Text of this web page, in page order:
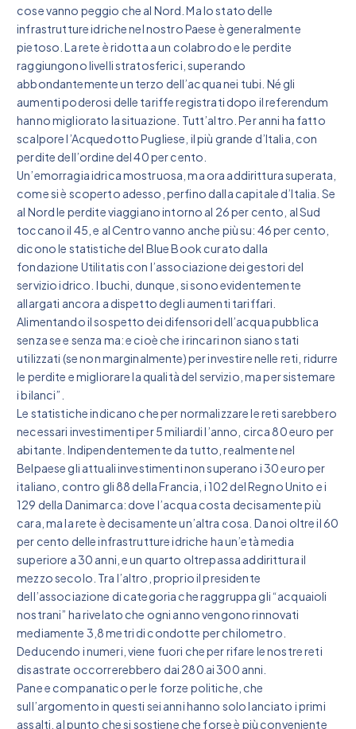
cose vanno peggio che al Nord. Ma lo stato delle
infrastrutture idriche nel nostro Paese è generalmente
pietoso. La rete è ridotta a un colabrodo e le perdite
raggiungono livelli stratosferici, superando
abbondantemente un terzo dell’acqua nei tubi. Né gli
aumenti poderosi delle tariffe registrati dopo il referendum
hanno migliorato la situazione. Tutt’altro. Per anni ha fatto
scalpore l’Acquedotto Pugliese, il più grande d’Italia, con
perdite dell’ordine del 40 per cento.
Un’emorragia idrica mostruosa, ma ora addirittura superata,
come si è scoperto adesso, perfino dalla capitale d’Italia. Se
al Nord le perdite viaggiano intorno al 26 per cento, al Sud
toccano il 45, e al Centro vanno anche più su: 46 per cento,
dicono le statistiche del Blue Book curato dalla
fondazione Utilitatis con l’associazione dei gestori del
servizio idrico. I buchi, dunque, si sono evidentemente
allargati ancora a dispetto degli aumenti tariffari.
Alimentando il sospetto dei difensori dell’acqua pubblica
senza se e senza ma: e cioè che i rincari non siano stati
utilizzati (se non marginalmente) per investire nelle reti, ridurre
le perdite e migliorare la qualità del servizio, ma per sistemare
i bilanci”.
Le statistiche indicano che per normalizzare le reti sarebbero
necessari investimenti per 5 miliardi l’anno, circa 80 euro per
abitante. Indipendentemente da tutto, realmente nel
Belpaese gli attuali investimenti non superano i 30 euro per
italiano, contro gli 88 della Francia, i 102 del Regno Unito e i
129 della Danimarca: dove l’acqua costa decisamente più
cara, ma la rete è decisamente un’altra cosa. Da noi oltre il 60
per cento delle infrastrutture idriche ha un’età media
superiore a 30 anni, e un quarto oltrepassa addirittura il
mezzo secolo. Tra l’altro, proprio il presidente
dell’associazione di categoria che raggruppa gli “acquaioli
nostrani” ha rivelato che ogni anno vengono rinnovati
mediamente 3,8 metri di condotte per chilometro.
Deducendo i numeri, viene fuori che per rifare le nostre reti
disastrate occorrerebbero dai 280 ai 300 anni.
Pane e companatico per le forze politiche, che
sull’argomento in questi sei anni hanno solo lanciato i primi
assalti, al punto che si sostiene che forse è più conveniente